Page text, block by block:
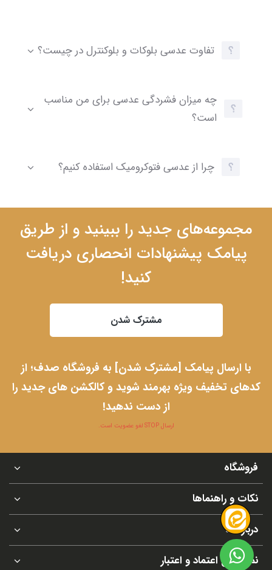
تفاوت عدسی بلوکات و بلوکنترل در چیست؟
چه میزان فشردگی عدسی برای من مناسب
است؟
چرا از عدسی فتوکرومیک استفاده کنیم؟
مجموعه‌های جدید را ببینید و از طریق
پیامک پیشنهادات انحصاری دریافت
کنید!
مشترک شدن
با ارسال پیامک [مشترک شدن] به فروشگاه صدف؛ از
کدهای تخفیف ویژه بهرمند شوید و کالکشن های جدید را
از دست ندهید!
ارسال STOP لغو عضویت است.
فروشگاه
نکات و راهنماها
درباره ما
نماد های اعتماد و اعتبار